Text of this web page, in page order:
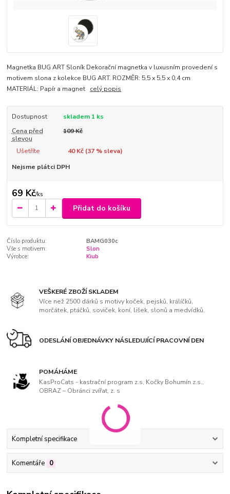
Magnetka BUG ART Sloník Dekorační magnetka v luxusním provedení s
motivem slona z kolekce BUG ART. ROZMĚR: 5,5 x 5,5 x 0,4 cm
MATERIÁL: Papír a magnet celý popis
Dostupnost
skladem 1 ks
Cena před
slevou
109 Kč
Ušetříte 40 Kč (37% sleva)
Nejsme plátci DPH
69 Kč/ks
Přidat do košíku
Číslo produktu:
BAMG030c
Vše s motivem:
Slon
Výrobce:
Kiub
VEŠKERÉ ZBOŽÍ SKLADEM
Více než 2500 dárků s motivy koček, pejsků, králíčků,
morčátek, ptáčků, soviček, koní, lišek, slonů a medvídků.
ODESLÁNÍ OBJEDNÁVKY NÁSLEDUJÍCÍ PRACOVNÍ DEN
POMÁHÁME
KasProCats - kastrační program z.s, Kočky Bohumín z.s.,
OBRAZ – Obránci zvířat, z. s
Kompletní specifikace
Komentáře 0